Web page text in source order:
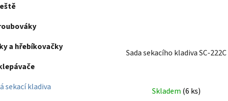
a hřebíkovačky
sekací kladiva
Sada sekacího kladiva SC-222C
Skladem (6 ks)